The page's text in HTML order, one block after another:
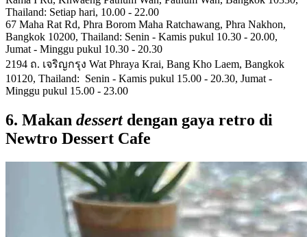
Thailand: Setiap hari, 10.00 - 22.00
67 Maha Rat Rd, Phra Borom Maha Ratchawang, Phra Nakhon,
Bangkok 10200, Thailand: Senin - Kamis pukul 10.30 - 20.00,
Jumat - Minggu pukul 10.30 - 20.30
2194 ถ. เจริญกรุง Wat Phraya Krai, Bang Kho Laem, Bangkok
10120, Thailand: Senin - Kamis pukul 15.00 - 20.30, Jumat -
Minggu pukul 15.00 - 23.00
6. Makan dessert dengan gaya retro di
Newtro Dessert Cafe